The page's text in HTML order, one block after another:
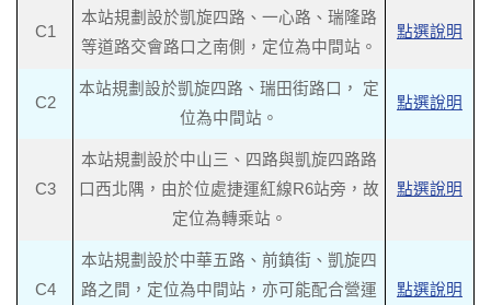
C1
本站規劃設於凱旋四路、一心路、瑞隆路
等道路交會路口之南側，定位為中間站。
點選說明
C2
本站規劃設於凱旋四路、瑞田街路口， 定
位為中間站。
點選說明
C3
本站規劃設於中山三、四路與凱旋四路路
口西北隅，由於位處捷運紅線R6站旁，故
定位為轉乘站。
點選說明
C4
本站規劃設於中華五路、前鎮街、凱旋四
路之間，定位為中間站，亦可能配合營運
點選說明